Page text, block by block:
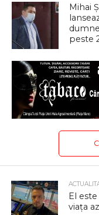
Mihai
peste
El
viața